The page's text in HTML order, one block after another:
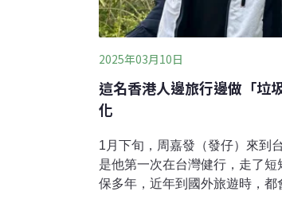
2025年03月10日
這名香港人邊旅行邊做「垃
化
1月下旬，周嘉發（發仔）來到
是他第一次在台灣健行，走了
保多年，近年到國外旅遊時，